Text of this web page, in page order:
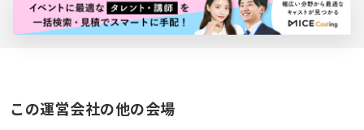
この運営会社の他の会場